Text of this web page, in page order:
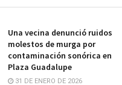
Una vecina denunció ruidos
molestos de murga por
contaminación sonórica en
Plaza Guadalupe
31 DE ENERO DE 2026